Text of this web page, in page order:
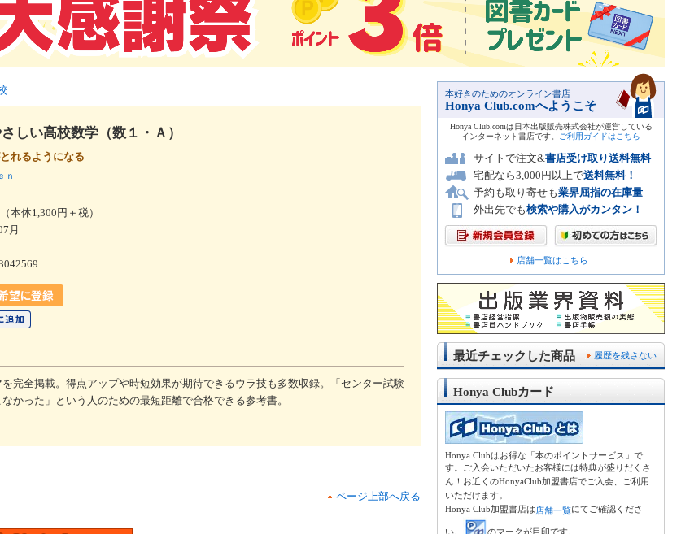
しい高校数学（数１・Ａ）
れるようになる
ｎ
本体1,300円＋税）
月
完全掲載。得点アップや時短効果が期待できるウラ技も多数収録。「センター試験
かった」という人のための最短距離で合格できる参考書。
ページ上部へ戻る
本好きのためのオンライン書店
Honya Club.comへようこそ
Honya Club.comは日本出版販売株式会社が運営している
インターネット書店です。
ご利用ガイドはこちら
サイトで注文&書店受け取り送料無料
宅配なら3,000円以上で送料無料！
予約も取り寄せも業界屈指の在庫量
外出先でも検索や購入がカンタン！
店舗一覧はこちら
履歴を残さない
最近チェックした商品
Honya Clubカード
Honya Clubはお得な「本のポイントサービス」で
す。ご入会いただいたお客様には特典が盛りだくさ
ん！お近くのHonyaClub加盟書店でご入会、ご利用
いただけます。
Honya Club加盟書店は店舗一覧にてご確認くださ